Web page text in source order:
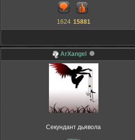
1624 15881
ArXangel
Секундант дьявола